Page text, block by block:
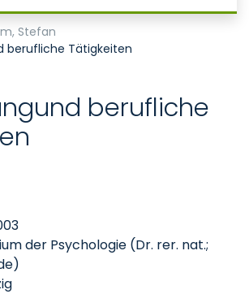
Psychotherapy and
Stefan
berufliche Tätigkeiten
berufliche
der Psychologie (Dr. rer. nat.;